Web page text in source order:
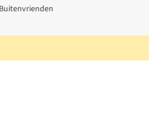
Buitenvrienden